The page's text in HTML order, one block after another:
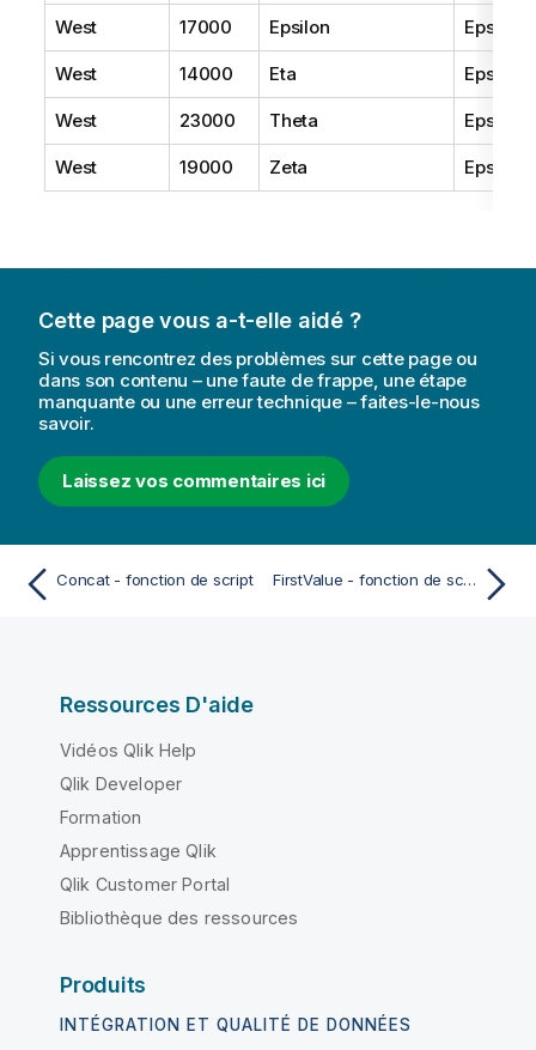
West 17000 Epsilon
West 14000 Eta
West 23000 Theta
West 19000 Zeta
Cette page vous a-t-elle aidé ?
Si vous rencontrez des problèmes sur cette page ou
dans son contenu – une faute de frappe, une étape
manquante ou une erreur technique – faites-le-nous
savoir.
Laissez vos commentaires ici
Concat - fonction de script FirstValue - fonction de script
Ressources D'aide
Vidéos Qlik Help
Qlik Developer
Formation
Apprentissage Qlik
Qlik Customer Portal
Bibliothèque des ressources
Produits
INTÉGRATION ET QUALITÉ DE DONNÉES